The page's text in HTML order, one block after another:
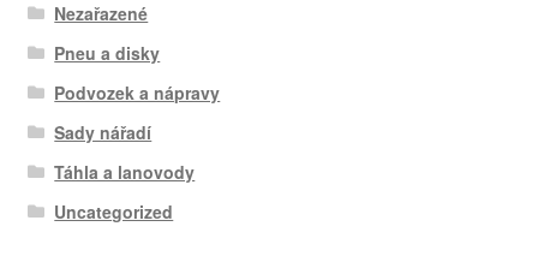
Nezařazené
Pneu a disky
Podvozek a nápravy
Sady nářadí
Táhla a lanovody
Uncategorized